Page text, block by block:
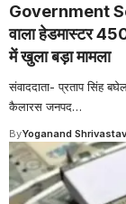
Government
वाला हेडमास्टर
में खुला बड़ा मामला
संवाददाता- प्रताप
कैलारस जनपद…
ByYoganand